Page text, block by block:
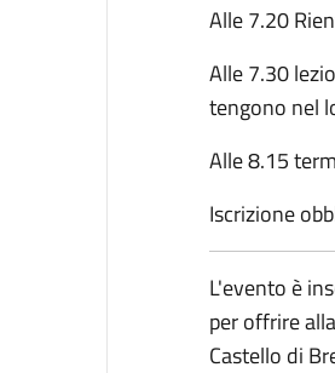
Alle 7.20
Alle 7.30
tengono nel
Alle 8.15
Iscrizione
L'evento è
per offrire
Castello di